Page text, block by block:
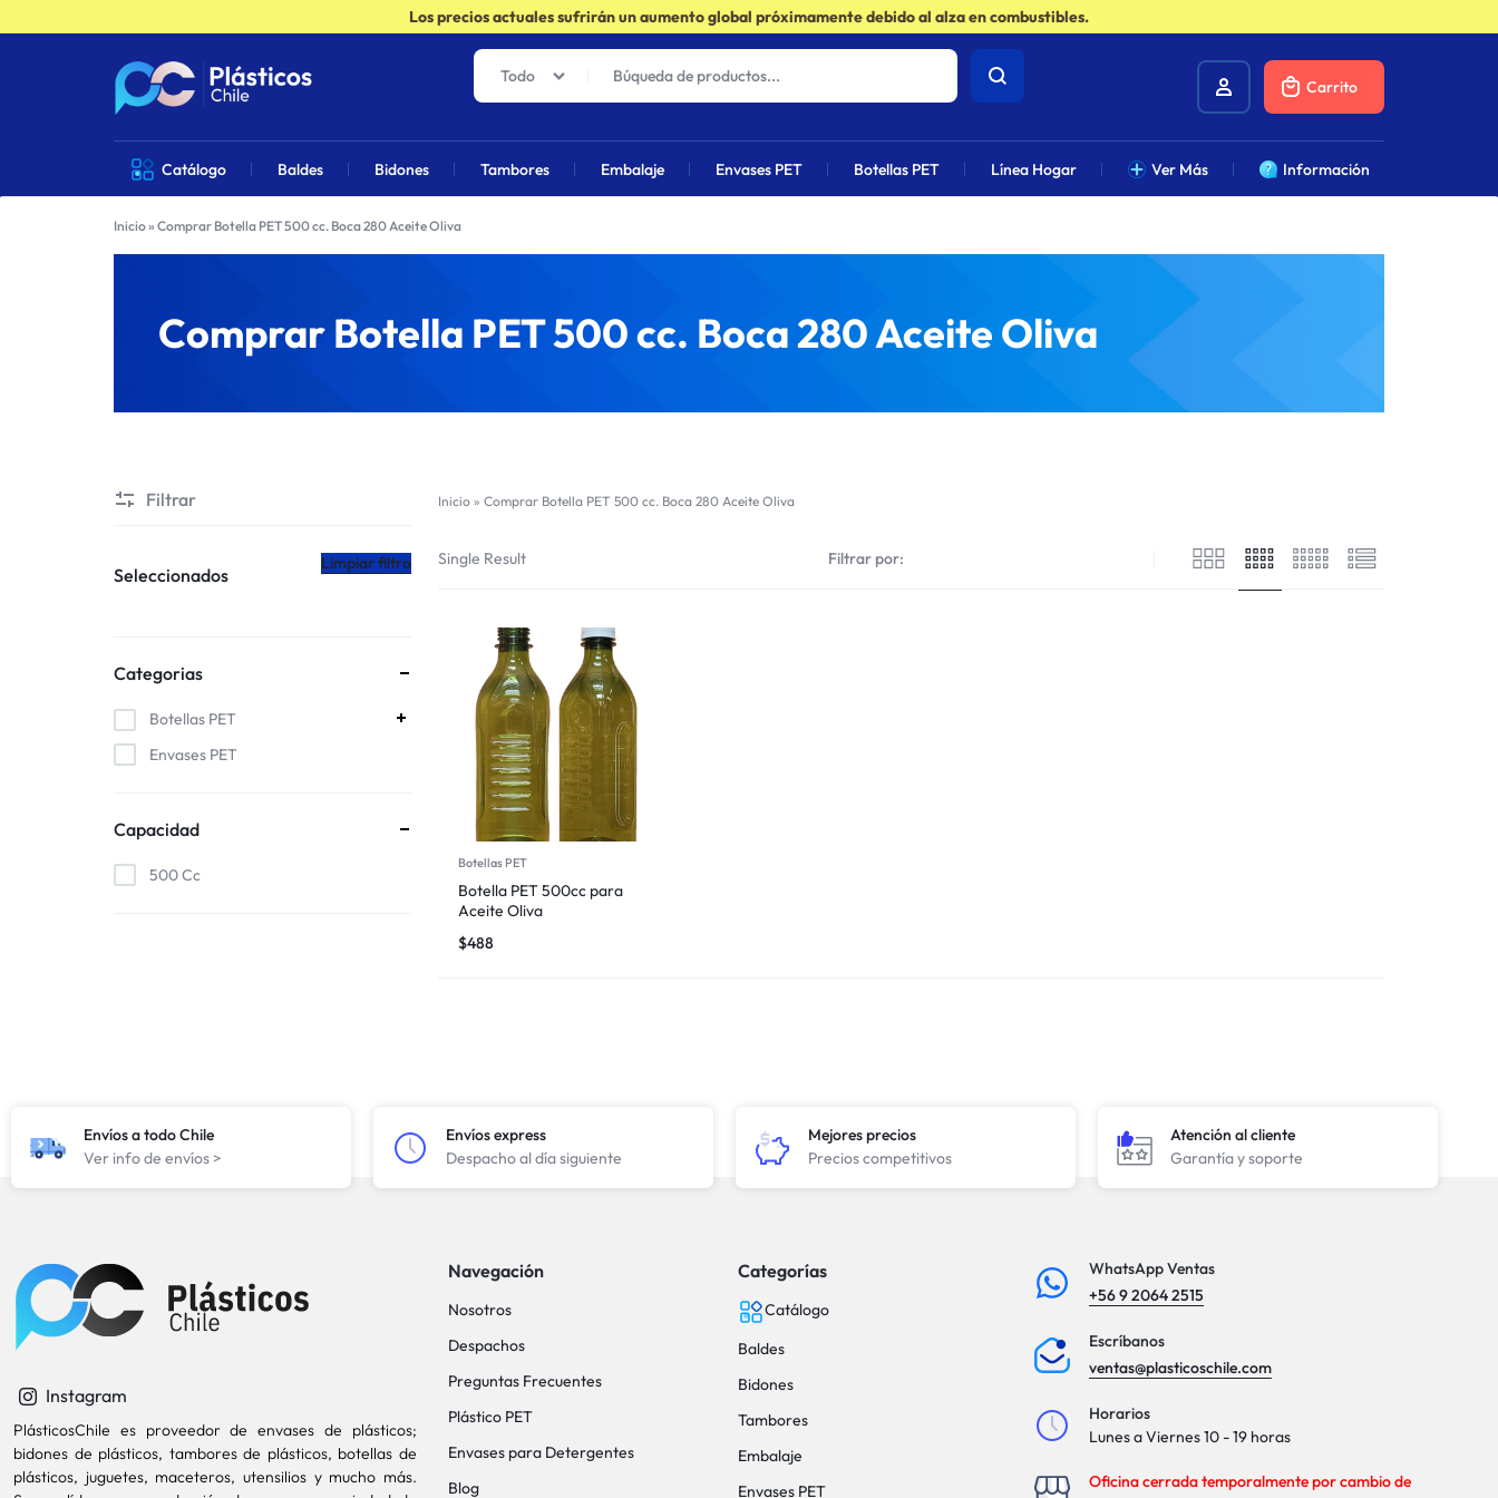
Los precios actuales sufrirán un aumento global próximamente debido al alza en combustibles.
PLÁSTICOS
CHILE
VENTA
DE
PRODUCTOS
PLÁSTICOS
Todo
Carrito
Catálogo Baldes Bidones Tambores Embalaje Envases PET Botellas PET Línea Hogar Ver Más Información
Inicio» Comprar Botella PET 500 cc. Boca 280 Aceite Oliva
Comprar Botella PET 500 cc. Boca 280 Aceite Oliva
Inicio »Comprar Botella PET 500 cc. Boca 280 Aceite Oliva
Single Result Filtrar por:
Botellas PET
Botella PET 500cc para
Aceite Oliva
$488
Filtrar
Seleccionados
Limpiar filtro
Categorias
Botellas PET
Envases PET
Capacidad
500 Cc
Envíos a todo Chile
Ver info de envíos >
Envíos express
Despacho al día siguiente
Mejores precios
Precios competitivos
Atención al cliente
Garantía y soporte
Instagram
PlásticosChile es proveedor de envases de plásticos;
bidones de plásticos, tambores de plásticos, botellas de
plásticos, juguetes, maceteros, utensilios y mucho más.
Navegación
Nosotros
Despachos
Preguntas Frecuentes
Plástico PET
Envases para Detergentes
Blog
Categorías
Catálogo
Baldes
Bidones
Tambores
Embalaje
Envases PET
WhatsApp Ventas
+56 9 2064 2515
Escríbanos
ventas@plasticoschile.com
Horarios
Lunes a Viernes 10 - 19 horas
Oficina cerrada temporalmente por cambio de